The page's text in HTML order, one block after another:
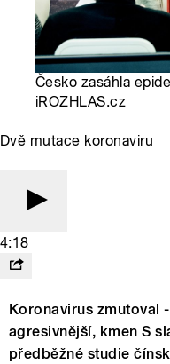
Česko zasáhla
iROZHLAS.cz
Dvě mutace koronaviru
4:18
Koronavirus zmutoval
agresivnější, kmen S
předběžné studie